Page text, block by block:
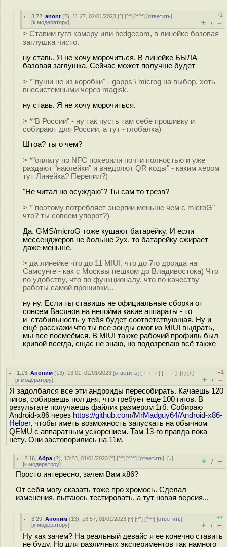
3.72 ,anont (?), 11:27, 02/01/2023 [^] [^^] [^^^] [ответить]
[к модератору]
+1
+ / –
> Ставим гугл камеру или hedgecam, в линейке базовая
заглушка чисто.
ну ставь. Я не хочу морочиться. В линейке БЫЛА
базовая заглушка. Сейчас может получше будет
> *"пуши не из коробки" - gapps \ microg на выбор, хоть
внесистемными через magisk.
ну ставь. Я не хочу морочиться.
> *"В России" - ну так пусть там себе прошивку и
собирают для России, а тут - глобалка)
Штоа? ты о чем?
> *"оплату по NFC похерили почти полностью и уже
раздают "наклейки" и внедряют QR коды" - каким хером
тут Линейка? Перепил?)
"Не читал но осуждаю"? Ты сам то трезв?
> *"поэтому потребляет энергии меньше чем с microG"
что? ты совсем упорот?)
Да, GMS/microG тоже кушают батарейку. И если
мессенджеров не больше 2ух, то батарейку сжирает
даже меньше.
> да линейке что до 11 MIUI, что до 7го дроида на
Самсунге - как с Москвы пешком до Владивостока) Что
по удобству, что по функционалу, что по качеству
работы самой прошивки...
ну ну. Если ты ставишь не официальные сборки от
совсем Васянов на непойми какие аппараты - то
и стабильность у тебя будет соответствующая. Ну и
ещё расскажи что ты все зонды смог из MIUI выдрать,
мы все посмеёмся. В MIUI также рабочий профиль был
кривой всегда, сщас не знаю, но подозреваю всё также
1.13 ,Аноним (13), 13:01, 01/01/2023 [ответить] [ ﹢﹢﹢] [ · · ·][↓] [↑]
[к модератору]
–1
+ / –
Я задолбался все эти андроиды пересобирать. Качаешь 120
гигов, собираешь пол дня, что требует еще 100 гигов. В
результате получаешь файлик размером 1гб. Собираю
Android-x86 через https://github.com/MrMadguy64/Android-x86-
Helper, чтобы иметь возможность запускать на обычном
QEMU с аппаратным ускорением. Там 13-го правда пока
нету. Они застопорились на 11м.
2.16 ,Абра (?), 13:23, 01/01/2023 [^] [^^] [^^^] [ответить][↓]
[к модератору] + / –
Просто интересно, зачем Вам х86?
От себя могу сказать тоже про хромось. Сделал
изменения, пытаюсь тестировать, а тут новая версия...
3.29 ,Аноним (13), 16:57, 01/01/2023 [^] [^^] [^^^] [ответить]
[к модератору]
+1
+ / –
Ну как зачем? На реальный девайс я ее конечно ставить
не буду. Но для различных экспериментов так намного